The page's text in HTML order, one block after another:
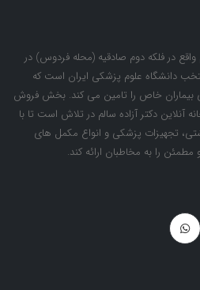
واقع در فلکه دوم صادقیه (محله فردوس) در
دانشگاه علوم پزشکی ایران است که
بیماران خاص را تامین می کند. بخش فروش
آنلاین دکتر آزاده سالم در تلاش است تا با
تجهیزات پزشکی و انواع مکمل های
را به مخاطبان ارائه کند.